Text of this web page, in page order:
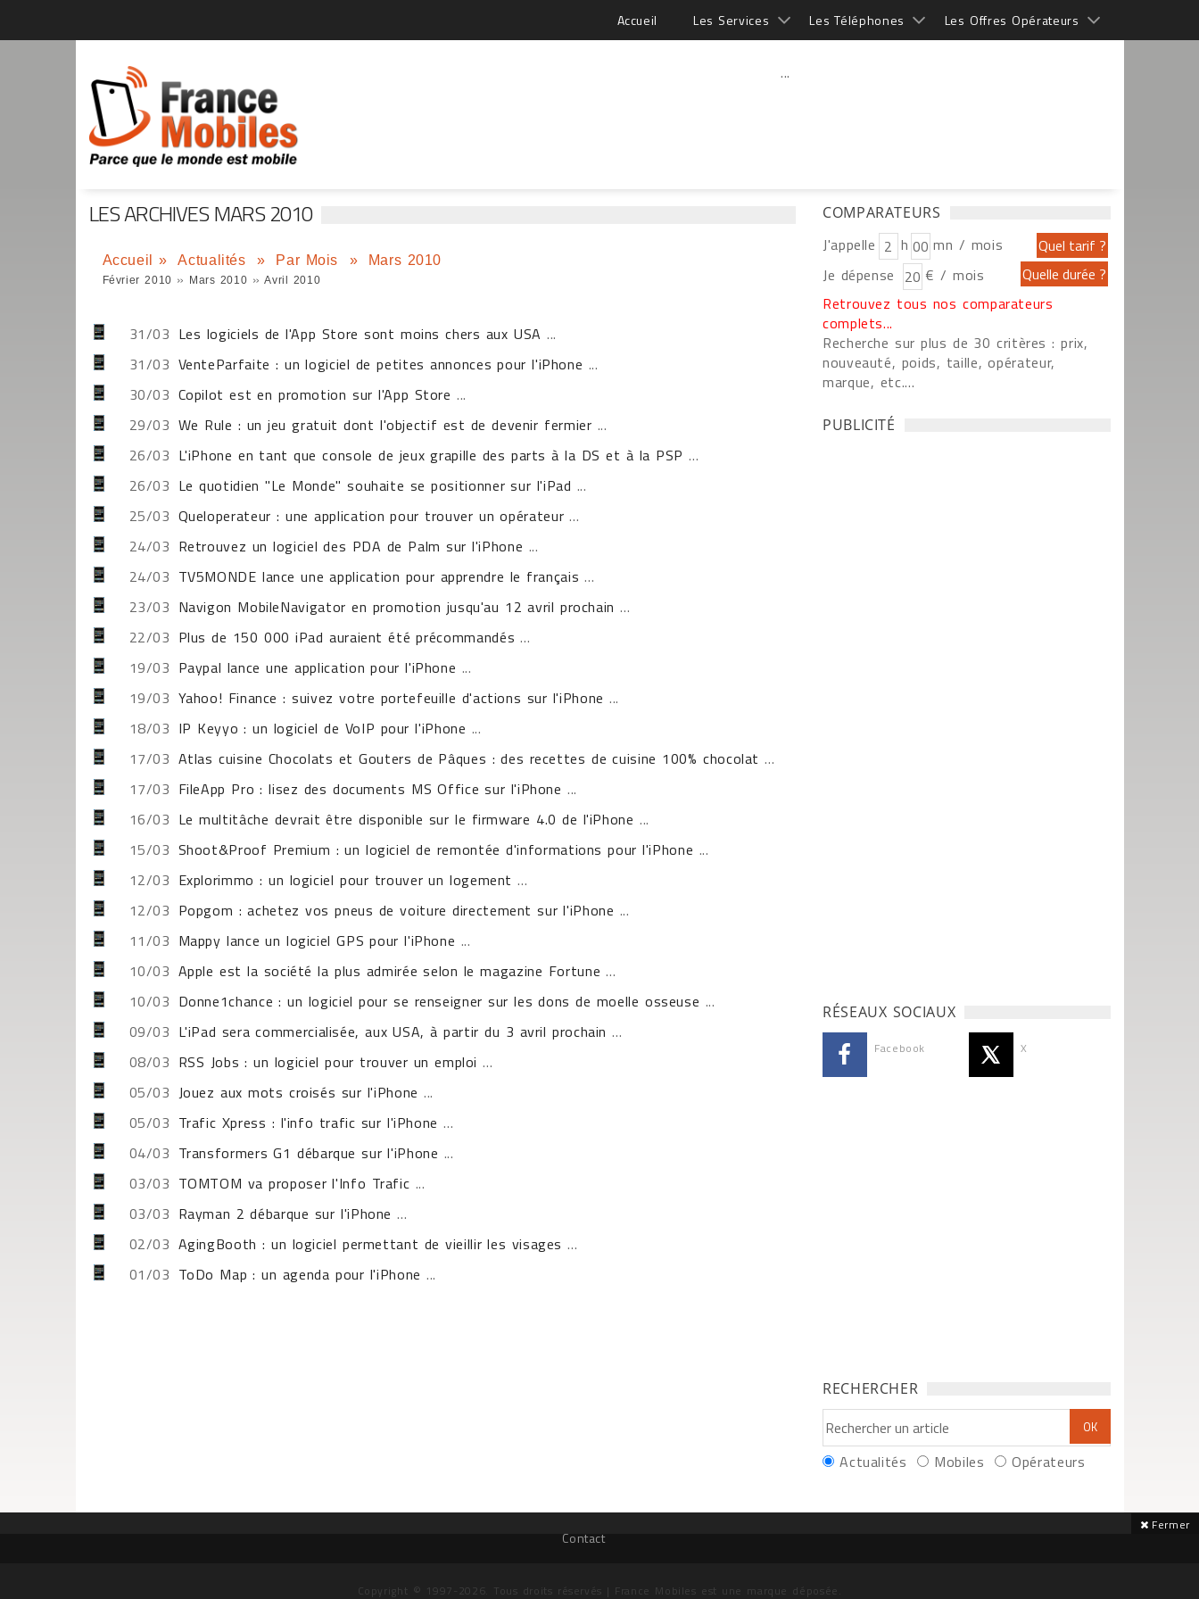
Accueil Les Services Les Téléphones Les Offres Opérateurs
...
LES ARCHIVES MARS 2010
Accueil » Actualités » Par Mois » Mars 2010
Février 2010 » Mars 2010 »Avril 2010
31/03 Les logiciels de l'App Store sont moins chers aux USA ...
31/03 VenteParfaite : un logiciel de petites annonces pour l'iPhone ...
30/03 Copilot est en promotion sur l'App Store ...
29/03 We Rule : un jeu gratuit dont l'objectif est de devenir fermier ...
26/03 L'iPhone en tant que console de jeux grapille des parts à la DS et à la PSP ...
26/03 Le quotidien "Le Monde" souhaite se positionner sur l'iPad ...
25/03 Queloperateur : une application pour trouver un opérateur ...
24/03 Retrouvez un logiciel des PDA de Palm sur l'iPhone ...
24/03 TV5MONDE lance une application pour apprendre le français ...
23/03 Navigon MobileNavigator en promotion jusqu'au 12 avril prochain ...
22/03 Plus de 150 000 iPad auraient été précommandés ...
19/03 Paypal lance une application pour l'iPhone ...
19/03 Yahoo! Finance : suivez votre portefeuille d'actions sur l'iPhone ...
18/03 IP Keyyo : un logiciel de VoIP pour l'iPhone ...
17/03 Atlas cuisine Chocolats et Gouters de Pâques : des recettes de cuisine 100% chocolat ...
17/03 FileApp Pro : lisez des documents MS Office sur l'iPhone ...
16/03 Le multitâche devrait être disponible sur le firmware 4.0 de l'iPhone ...
15/03 Shoot&Proof Premium : un logiciel de remontée d'informations pour l'iPhone ...
12/03 Explorimmo : un logiciel pour trouver un logement ...
12/03 Popgom : achetez vos pneus de voiture directement sur l'iPhone ...
11/03 Mappy lance un logiciel GPS pour l'iPhone ...
10/03 Apple est la société la plus admirée selon le magazine Fortune ...
10/03 Donne1chance : un logiciel pour se renseigner sur les dons de moelle osseuse ...
09/03 L'iPad sera commercialisée, aux USA, à partir du 3 avril prochain ...
08/03 RSS Jobs : un logiciel pour trouver un emploi ...
05/03 Jouez aux mots croisés sur l'iPhone ...
05/03 Trafic Xpress : l'info trafic sur l'iPhone ...
04/03 Transformers G1 débarque sur l'iPhone ...
03/03 TOMTOM va proposer l'Info Trafic ...
03/03 Rayman 2 débarque sur l'iPhone ...
02/03 AgingBooth : un logiciel permettant de vieillir les visages ...
01/03 ToDo Map : un agenda pour l'iPhone ...
COMPARATEURS
J'appelle h
mn / mois
Je dépense
€ / mois
Retrouvez tous nos comparateurs
complets...
Recherche sur plus de 30 critères : prix,
nouveauté, poids, taille, opérateur,
marque, etc....
PUBLICITÉ
RÉSEAUX SOCIAUX
Facebook X
RECHERCHER
Actualités Mobiles Opérateurs
Contact
Copyright © 1997-2026. Tous droits réservés | France Mobiles est une marque déposée.
Fermer